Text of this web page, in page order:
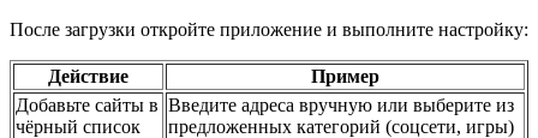
После загрузки откройте приложение и выполните настройку:
Действие
Пример
Добавьте сайты в
чёрный список
Введите адреса вручную или выберите из
предложенных категорий (соцсети, игры)